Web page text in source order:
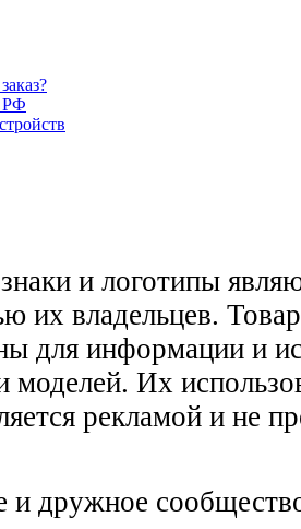
РФ
и логотипы
их владельцев.
для информации и
моделей. Их
рекламой и не
и дружное